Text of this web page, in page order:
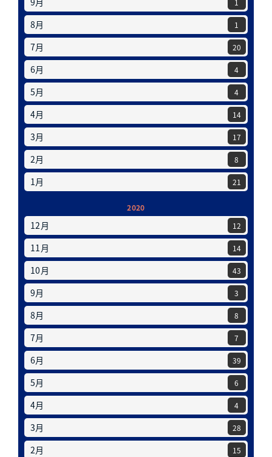
8月 1
7月 20
6月 4
5月 4
4月 14
3月 17
2月 8
1月 21
2020
12月 12
11月 14
10月 43
9月 3
8月 8
7月 7
6月 39
5月 6
4月 4
3月 28
2月 15